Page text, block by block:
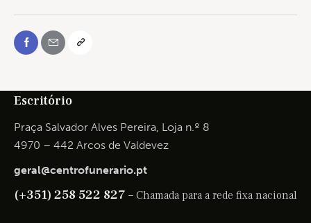
Escritório
Praça Salvador Alves Pereira, Loja n.º 8
4970 – 442 Arcos de Valdevez
geral@centrofunerario.pt
(+351) 258 522 827 – Chamada para a rede fixa nacional